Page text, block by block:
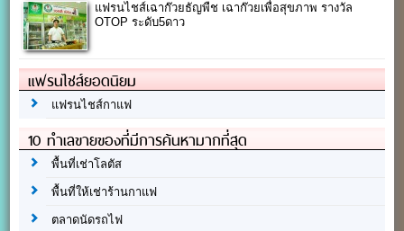
แฟรนไชส์เฉาก๊วยธัญพืช เฉาก๊วยเพื่อสุขภาพ รางวัล
OTOP ระดับ5ดาว
แฟรนไชส์ยอดนิยม
แฟรนไชส์กาแฟ
10 ทำเลขายของที่มีการค้นหามากที่สุด
พื้นที่เช่าโลตัส
พื้นที่ให้เช่าร้านกาแฟ
ตลาดนัดรถไฟ